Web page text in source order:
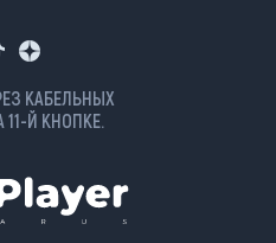
КАБЕЛЬНЫХ
Й КНОПКЕ.